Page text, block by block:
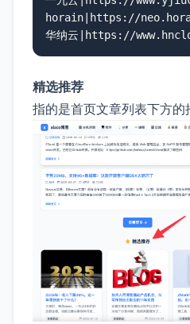
horain|https://
华纳云|https://
精选推荐
指的是首页文章列表下方的